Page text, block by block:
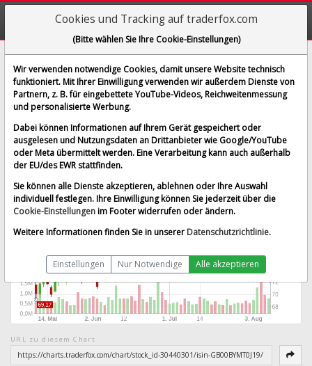
LivaNova PLC
[LIVN | WKN A14156 | ISIN GB00BYMT0J19]
76,230 $ 0,59 %
Echtzeit-Aktienkurs vom 07.08.2026 um 13:30 Uhr
USA Splitbereinigt
URL zu diesem Chart
Cookies und Tracking auf traderfox.com
(Bitte wählen Sie Ihre Cookie-Einstellungen)
Wir verwenden notwendige Cookies, damit unsere Website technisch
funktioniert. Mit Ihrer Einwilligung verwenden wir außerdem Dienste von
Partnern, z. B. für eingebettete YouTube-Videos, Reichweitenmessung
und personalisierte Werbung.
Dabei können Informationen auf Ihrem Gerät gespeichert oder
ausgelesen und Nutzungsdaten an Drittanbieter wie Google/YouTube
oder Meta übermittelt werden. Eine Verarbeitung kann auch außerhalb
der EU/des EWR stattfinden.
Sie können alle Dienste akzeptieren, ablehnen oder Ihre Auswahl
individuell festlegen. Ihre Einwilligung können Sie jederzeit über die
Cookie-Einstellungenim Footer widerrufen oder ändern.
Weitere Informationen finden Sie in unserer Datenschutzrichtlinie.
Einstellungen Nur Notwendige Alle akzeptieren